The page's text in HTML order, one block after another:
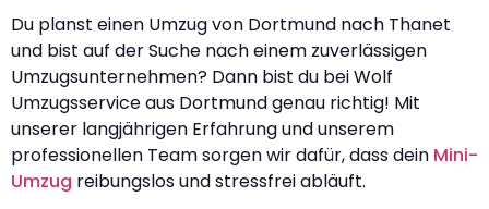
Du planst einen Umzug von Dortmund nach Thanet
und bist auf der Suche nach einem zuverlässigen
Umzugsunternehmen? Dann bist du bei Wolf
Umzugsservice aus Dortmund genau richtig! Mit
unserer langjährigen Erfahrung und unserem
professionellen Team sorgen wir dafür, dass dein Mini-
Umzug reibungslos und stressfrei abläuft.